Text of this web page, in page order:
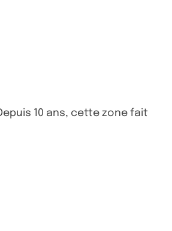
10 ans, cette zone fait